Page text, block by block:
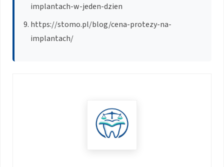
implantach-w-jeden-dzien
https://stomo.pl/blog/cena-protezy-na-
implantach/